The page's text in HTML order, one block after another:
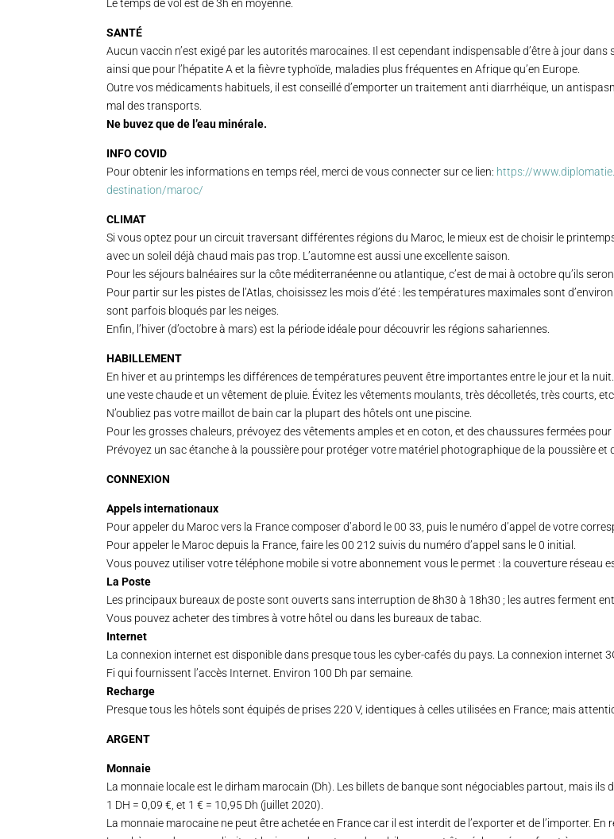
Le temps de vol est de 3h en moyenne.
SANTÉ
Aucun vaccin n’est exigé par les autorités marocaines. Il est cependant indispensable d’être à jour
ainsi que pour l’hépatite A et la fièvre typhoïde, maladies plus fréquentes en Afrique qu’en Europe.
Outre vos médicaments habituels, il est conseillé d’emporter un traitement anti diarrhéique, un
mal des transports.
Ne buvez que de l’eau minérale.
INFO COVID
Pour obtenir les informations en temps réel, merci de vous connecter sur ce lien: https://
destination/maroc/
CLIMAT
Si vous optez pour un circuit traversant différentes régions du Maroc, le mieux est de choisir le
avec un soleil déjà chaud mais pas trop. L’automne est aussi une excellente saison.
Pour les séjours balnéaires sur la côte méditerranéenne ou atlantique, c’est de mai à octobre qu’ils
Pour partir sur les pistes de l’Atlas, choisissez les mois d’été : les températures maximales sont
sont parfois bloqués par les neiges.
Enfin, l’hiver (d’octobre à mars) est la période idéale pour découvrir les régions sahariennes.
HABILLEMENT
En hiver et au printemps les différences de températures peuvent être importantes entre le jour et la
une veste chaude et un vêtement de pluie. Évitez les vêtements moulants, très décolletés, très courts, etc.
N’oubliez pas votre maillot de bain car la plupart des hôtels ont une piscine.
Pour les grosses chaleurs, prévoyez des vêtements amples et en coton, et des chaussures fermées pour
Prévoyez un sac étanche à la poussière pour protéger votre matériel photographique de la poussière et
CONNEXION
Appels internationaux
Pour appeler du Maroc vers la France composer d’abord le 00 33, puis le numéro d’appel de votre
Pour appeler le Maroc depuis la France, faire les 00 212 suivis du numéro d’appel sans le 0 initial.
Vous pouvez utiliser votre téléphone mobile si votre abonnement vous le permet : la couverture réseau
La Poste
Les principaux bureaux de poste sont ouverts sans interruption de 8h30 à 18h30 ; les autres ferment
Vous pouvez acheter des timbres à votre hôtel ou dans les bureaux de tabac.
Internet
La connexion internet est disponible dans presque tous les cyber-cafés du pays. La connexion internet
Fi qui fournissent l’accès Internet. Environ 100 Dh par semaine.
Recharge
Presque tous les hôtels sont équipés de prises 220 V, identiques à celles utilisées en France; mais
ARGENT
Monnaie
La monnaie locale est le dirham marocain (Dh). Les billets de banque sont négociables partout, mais ils
1 DH = 0,09 €, et 1 € = 10,95 Dh (juillet 2020).
La monnaie marocaine ne peut être achetée en France car il est interdit de l’exporter et de l’importer. En